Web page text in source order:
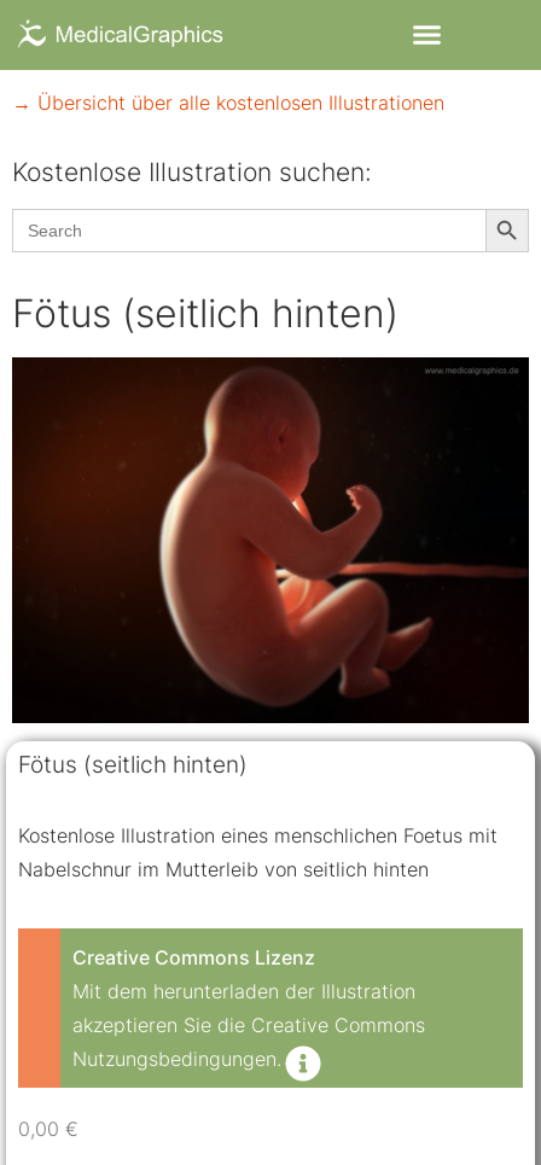
→ Übersicht über alle kostenlosen Illustrationen
Kostenlose Illustration suchen:​
Search
for:
Fötus (seitlich hinten)
Fötus (seitlich hinten)
Kostenlose Illustration eines menschlichen Foetus mit
Nabelschnur im Mutterleib von seitlich hinten
Creative Commons Lizenz
Mit dem herunterladen der Illustration
akzeptieren Sie die Creative Commons
Nutzungsbedingungen.
0,00 €